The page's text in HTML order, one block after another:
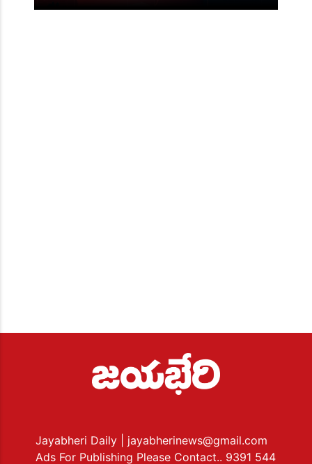
Jayabheri Daily
| jayabherinews@gmail.com
Ads For Publishing Please Contact.. 9391 544